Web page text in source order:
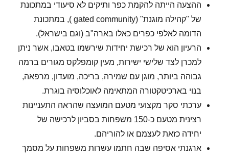
ההצעה הייתה להקמת כפר ותיקים לא סיעודי במתכונת
של "קהילה מוגנת" (gated community ), במתכונת
הדומה לאלפי כפרים כאלו בארה"ב (וגם בישראל).
הרעיון הוא של רכישת יחידות שירשמו בטאבו, אשר ניתן
למכרן לצד שלישי ישירות, מעין קומפלקס מגורים ברמה
גבוהה ביותר, מוגן עם שמירה, בריכה, מועדון, מרפאה,
בנוי בארכיטקטורה המתאימה לאוכלוסיה בוגרת.
ערכתי סקר מקצועי מטעם המועצה שהראה התעניינות
רצינית מטעם כ-150 משפחות בסביון לרכישה של
יחידה כזאת לעצמם או להוריהם.
ארגנתי אסיפה שבה חתמו עשרות משפחות על מסמך